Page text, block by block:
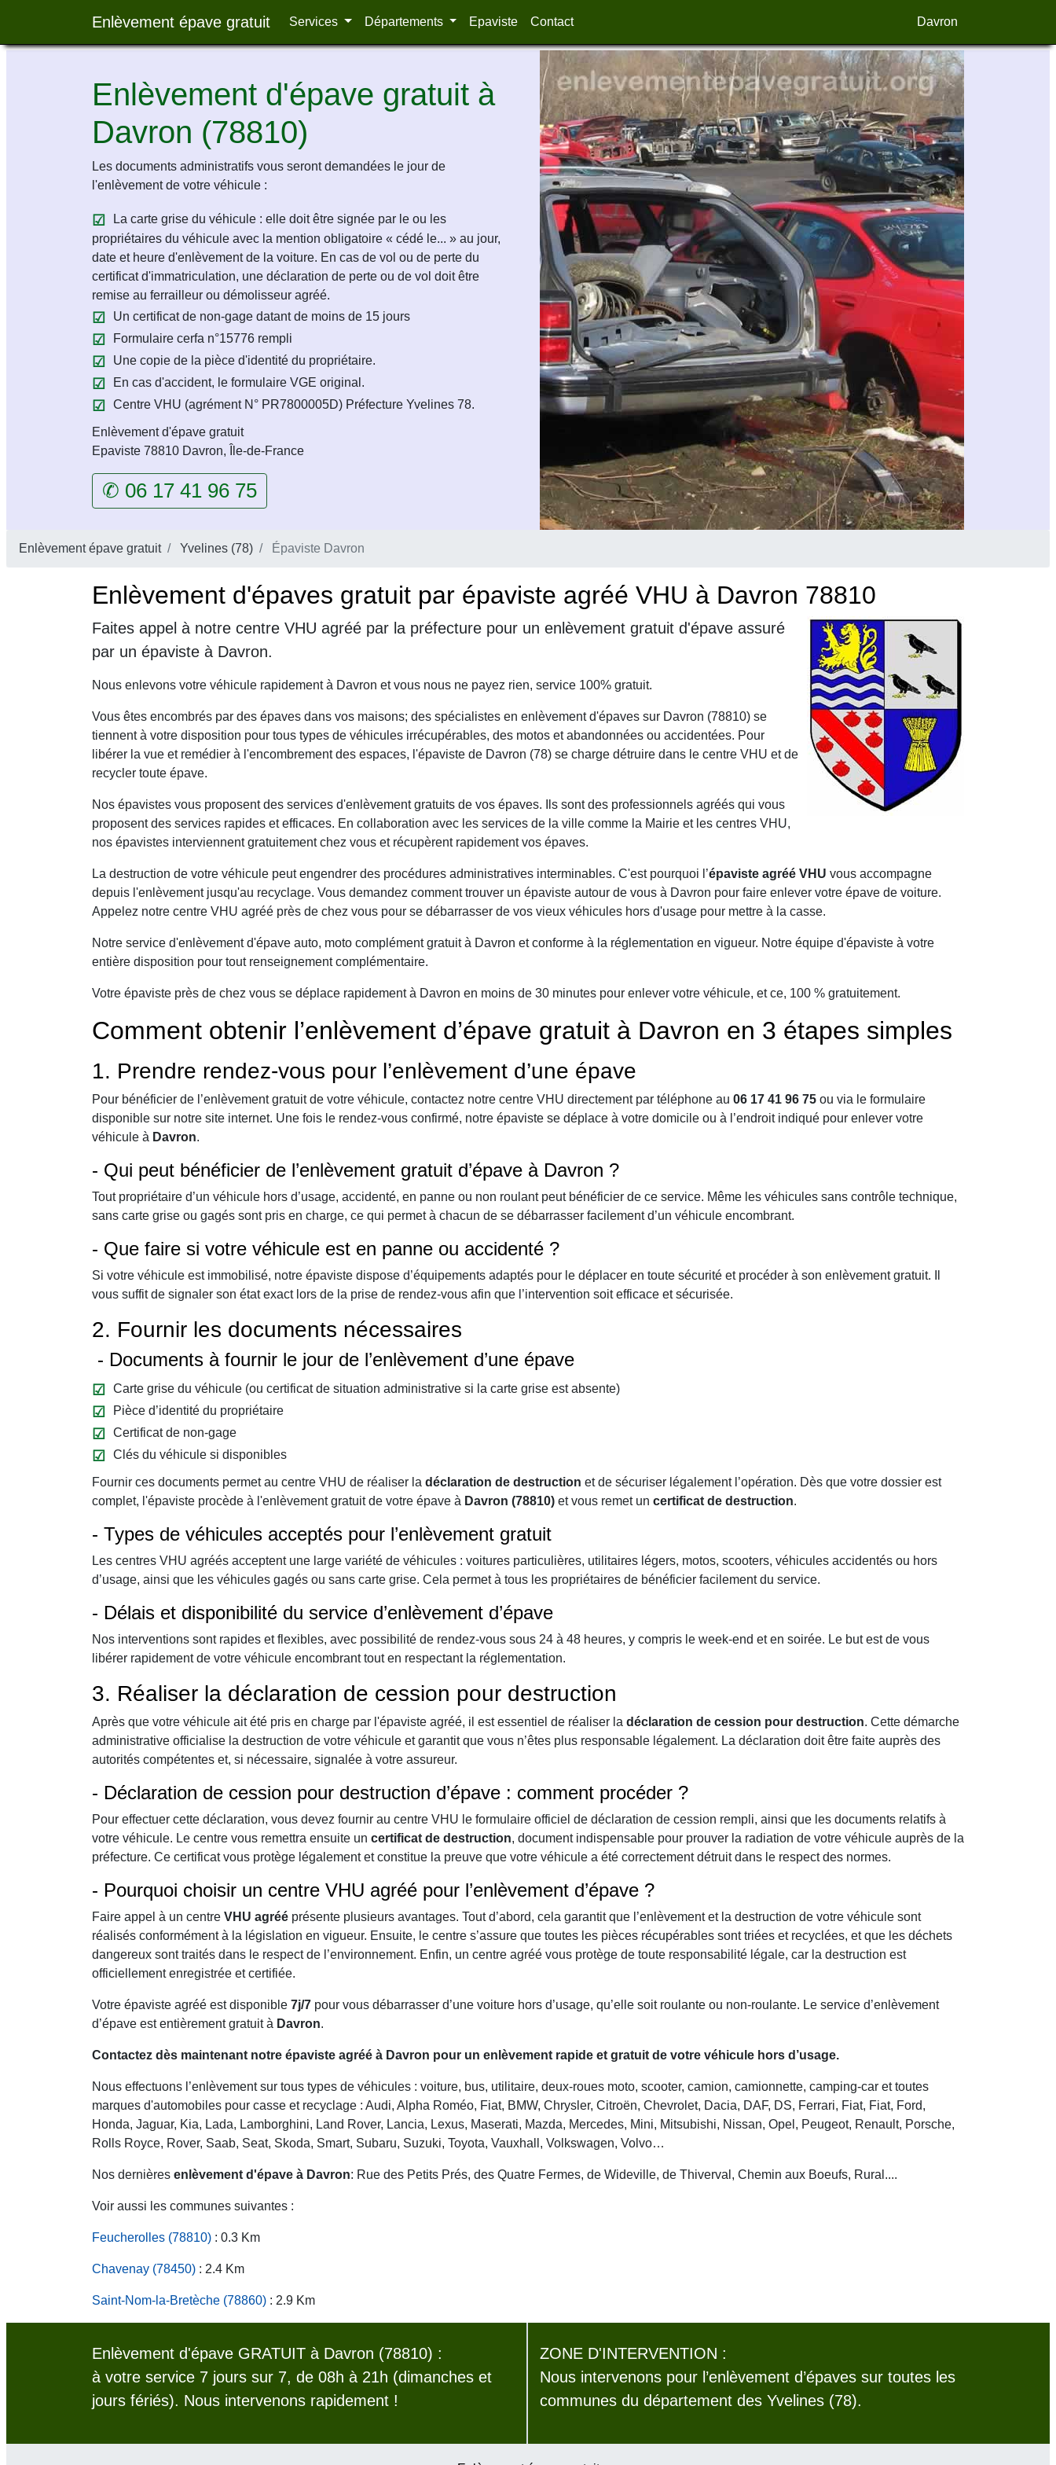
Enlèvement épave gratuit Services Départements Epaviste Contact Davron
Enlèvement d'épave gratuit à
Davron (78810)
Les documents administratifs vous seront demandées le jour de
l'enlèvement de votre véhicule :
La carte grise du véhicule : elle doit être signée par le ou les
propriétaires du véhicule avec la mention obligatoire « cédé le... » au jour,
date et heure d'enlèvement de la voiture. En cas de vol ou de perte du
certificat d'immatriculation, une déclaration de perte ou de vol doit être
remise au ferrailleur ou démolisseur agréé.
Un certificat de non-gage datant de moins de 15 jours
Formulaire cerfa n°15776 rempli
Une copie de la pièce d'identité du propriétaire.
En cas d'accident, le formulaire VGE original.
Centre VHU (agrément N° PR7800005D) Préfecture Yvelines 78.
Enlèvement d'épave gratuit
Epaviste 78810 Davron, Île-de-France
✆ 06 17 41 96 75
Enlèvement épave gratuit Yvelines (78) Épaviste Davron
Enlèvement d'épaves gratuit par épaviste agréé VHU à Davron 78810
Faites appel à notre centre VHU agréé par la préfecture pour un enlèvement gratuit d'épave assuré
par un épaviste à Davron.
Nous enlevons votre véhicule rapidement à Davron et vous nous ne payez rien, service 100% gratuit.
Vous êtes encombrés par des épaves dans vos maisons; des spécialistes en enlèvement d'épaves sur Davron (78810) se
tiennent à votre disposition pour tous types de véhicules irrécupérables, des motos et abandonnées ou accidentées. Pour
libérer la vue et remédier à l'encombrement des espaces, l'épaviste de Davron (78) se charge détruire dans le centre VHU et de
recycler toute épave.
Nos épavistes vous proposent des services d'enlèvement gratuits de vos épaves. Ils sont des professionnels agréés qui vous
proposent des services rapides et efficaces. En collaboration avec les services de la ville comme la Mairie et les centres VHU,
nos épavistes interviennent gratuitement chez vous et récupèrent rapidement vos épaves.
La destruction de votre véhicule peut engendrer des procédures administratives interminables. C'est pourquoi l’épaviste agréé VHU vous accompagne
depuis l'enlèvement jusqu'au recyclage. Vous demandez comment trouver un épaviste autour de vous à Davron pour faire enlever votre épave de voiture.
Appelez notre centre VHU agréé près de chez vous pour se débarrasser de vos vieux véhicules hors d'usage pour mettre à la casse.
Notre service d'enlèvement d'épave auto, moto complément gratuit à Davron et conforme à la réglementation en vigueur. Notre équipe d'épaviste à votre
entière disposition pour tout renseignement complémentaire.
Votre épaviste près de chez vous se déplace rapidement à Davron en moins de 30 minutes pour enlever votre véhicule, et ce, 100 % gratuitement.
Comment obtenir l’enlèvement d’épave gratuit à Davron en 3 étapes simples
1. Prendre rendez-vous pour l’enlèvement d’une épave
Pour bénéficier de l’enlèvement gratuit de votre véhicule, contactez notre centre VHU directement par téléphone au 06 17 41 96 75 ou via le formulaire
disponible sur notre site internet. Une fois le rendez-vous confirmé, notre épaviste se déplace à votre domicile ou à l’endroit indiqué pour enlever votre
véhicule à Davron.
- Qui peut bénéficier de l’enlèvement gratuit d’épave à Davron ?
Tout propriétaire d’un véhicule hors d’usage, accidenté, en panne ou non roulant peut bénéficier de ce service. Même les véhicules sans contrôle technique,
sans carte grise ou gagés sont pris en charge, ce qui permet à chacun de se débarrasser facilement d’un véhicule encombrant.
- Que faire si votre véhicule est en panne ou accidenté ?
Si votre véhicule est immobilisé, notre épaviste dispose d’équipements adaptés pour le déplacer en toute sécurité et procéder à son enlèvement gratuit. Il
vous suffit de signaler son état exact lors de la prise de rendez-vous afin que l’intervention soit efficace et sécurisée.
2. Fournir les documents nécessaires
- Documents à fournir le jour de l’enlèvement d’une épave
Carte grise du véhicule (ou certificat de situation administrative si la carte grise est absente)
Pièce d’identité du propriétaire
Certificat de non-gage
Clés du véhicule si disponibles
Fournir ces documents permet au centre VHU de réaliser la déclaration de destruction et de sécuriser légalement l’opération. Dès que votre dossier est
complet, l'épaviste procède à l'enlèvement gratuit de votre épave à Davron (78810) et vous remet un certificat de destruction.
- Types de véhicules acceptés pour l’enlèvement gratuit
Les centres VHU agréés acceptent une large variété de véhicules : voitures particulières, utilitaires légers, motos, scooters, véhicules accidentés ou hors
d’usage, ainsi que les véhicules gagés ou sans carte grise. Cela permet à tous les propriétaires de bénéficier facilement du service.
- Délais et disponibilité du service d’enlèvement d’épave
Nos interventions sont rapides et flexibles, avec possibilité de rendez-vous sous 24 à 48 heures, y compris le week-end et en soirée. Le but est de vous
libérer rapidement de votre véhicule encombrant tout en respectant la réglementation.
3. Réaliser la déclaration de cession pour destruction
Après que votre véhicule ait été pris en charge par l'épaviste agréé, il est essentiel de réaliser la déclaration de cession pour destruction. Cette démarche
administrative officialise la destruction de votre véhicule et garantit que vous n’êtes plus responsable légalement. La déclaration doit être faite auprès des
autorités compétentes et, si nécessaire, signalée à votre assureur.
- Déclaration de cession pour destruction d’épave : comment procéder ?
Pour effectuer cette déclaration, vous devez fournir au centre VHU le formulaire officiel de déclaration de cession rempli, ainsi que les documents relatifs à
votre véhicule. Le centre vous remettra ensuite un certificat de destruction, document indispensable pour prouver la radiation de votre véhicule auprès de la
préfecture. Ce certificat vous protège légalement et constitue la preuve que votre véhicule a été correctement détruit dans le respect des normes.
- Pourquoi choisir un centre VHU agréé pour l’enlèvement d’épave ?
Faire appel à un centre VHU agréé présente plusieurs avantages. Tout d’abord, cela garantit que l’enlèvement et la destruction de votre véhicule sont
réalisés conformément à la législation en vigueur. Ensuite, le centre s’assure que toutes les pièces récupérables sont triées et recyclées, et que les déchets
dangereux sont traités dans le respect de l’environnement. Enfin, un centre agréé vous protège de toute responsabilité légale, car la destruction est
officiellement enregistrée et certifiée.
Votre épaviste agréé est disponible 7j/7 pour vous débarrasser d’une voiture hors d’usage, qu’elle soit roulante ou non-roulante. Le service d’enlèvement
d’épave est entièrement gratuit à Davron.
Contactez dès maintenant notre épaviste agréé à Davron pour un enlèvement rapide et gratuit de votre véhicule hors d’usage.
Nous effectuons l’enlèvement sur tous types de véhicules : voiture, bus, utilitaire, deux-roues moto, scooter, camion, camionnette, camping-car et toutes
marques d'automobiles pour casse et recyclage : Audi, Alpha Roméo, Fiat, BMW, Chrysler, Citroën, Chevrolet, Dacia, DAF, DS, Ferrari, Fiat, Fiat, Ford,
Honda, Jaguar, Kia, Lada, Lamborghini, Land Rover, Lancia, Lexus, Maserati, Mazda, Mercedes, Mini, Mitsubishi, Nissan, Opel, Peugeot, Renault, Porsche,
Rolls Royce, Rover, Saab, Seat, Skoda, Smart, Subaru, Suzuki, Toyota, Vauxhall, Volkswagen, Volvo…
Nos dernières enlèvement d'épave à Davron: Rue des Petits Prés, des Quatre Fermes, de Wideville, de Thiverval, Chemin aux Boeufs, Rural....
Voir aussi les communes suivantes :
Feucherolles (78810) : 0.3 Km
Chavenay (78450) : 2.4 Km
Saint-Nom-la-Bretèche (78860) : 2.9 Km
Enlèvement d'épave GRATUIT à Davron (78810) :
à votre service 7 jours sur 7, de 08h à 21h (dimanches et
jours fériés). Nous intervenons rapidement !
ZONE D'INTERVENTION :
Nous intervenons pour l’enlèvement d’épaves sur toutes les
communes du département des Yvelines (78).